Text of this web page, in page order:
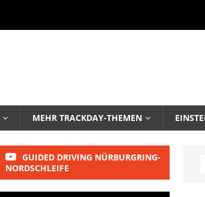
MEHR TRACKDAY-THEMEN
GUIDED DRIVING NÜRBURGRING-
NORDSCHLEIFE